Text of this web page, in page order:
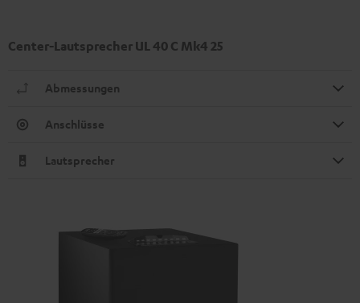
Center-Lautsprecher UL 40 C Mk4 25
Abmessungen
Anschlüsse
Lautsprecher